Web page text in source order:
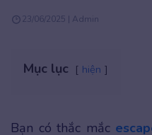
23/06/2025 | Admin
Mục lục hiện
Bạn có thắc mắc